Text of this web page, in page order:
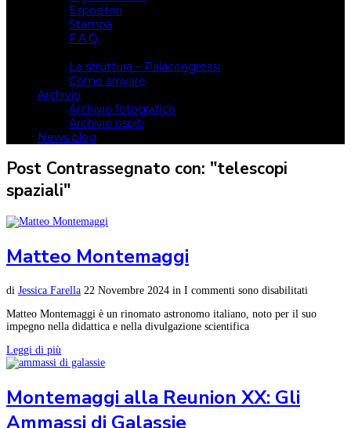
Espositori
Stampa
F.A.Q.
La struttura – Palacongressi
Come arrivare
Archivio
Archivio fotografico
Archivio ospiti
News blog
Post Contrassegnato con: "telescopi
spaziali"
Matteo Montemaggi
di Jessica Farella 22 Novembre 2024 in I commenti sono disabilitati
Matteo Montemaggi è un rinomato astronomo italiano, noto per il suo
impegno nella didattica e nella divulgazione scientifica
Leggi di più
Montemaggi alla Reunion XX: Gli
Ammassi di Galassie